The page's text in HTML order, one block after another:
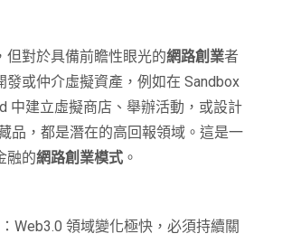
但對於具備前瞻性眼光的網路創業者
發或仲介虛擬資產，例如在 Sandbox
中建立虛擬商店、舉辦活動，或設計
品，都是潛在的高回報領域。這是一
融的網路創業模式 。
：Web3.0 領域變化極快，必須持續關